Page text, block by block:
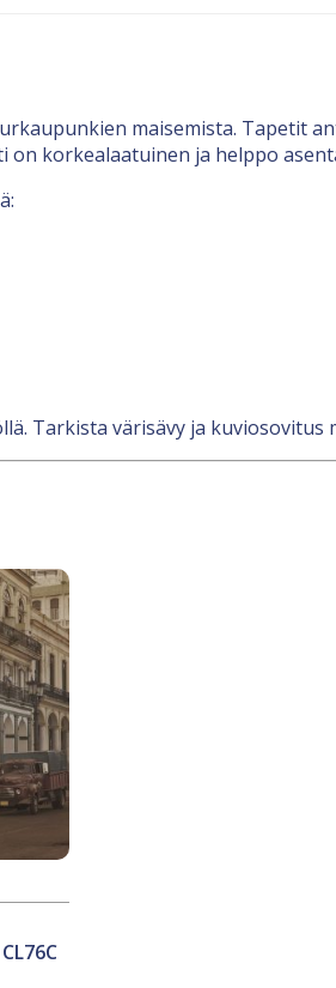
maisemista. Tapetit
korkealaatuinen ja helppo
Tarkista värisävy ja kuviosovitus